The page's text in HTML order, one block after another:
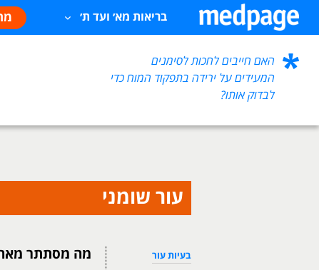
בריאות מא׳ ועד ת׳
האם חייבים לחכות לסימנים
המעידים על ירידה בתפקוד המוח כדי
לבדוק אותו?
עור שומני
בעיות עור מה מסתתר